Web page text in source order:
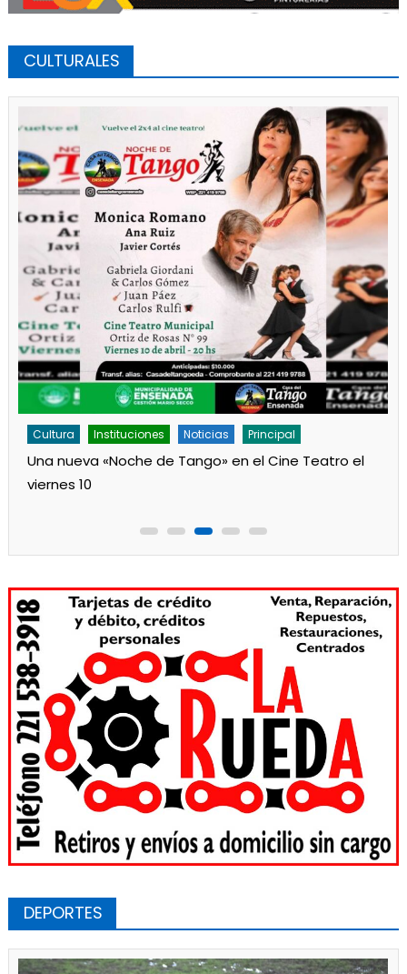
CULTURALES
Cultura Instituciones Noticias Principal
Una nueva «Noche de Tango» en el Cine Teatro el
viernes 10
DEPORTES